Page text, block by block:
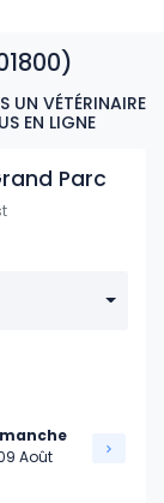
UN VÉTÉRINAIRE
EN LIGNE
Parc
Août